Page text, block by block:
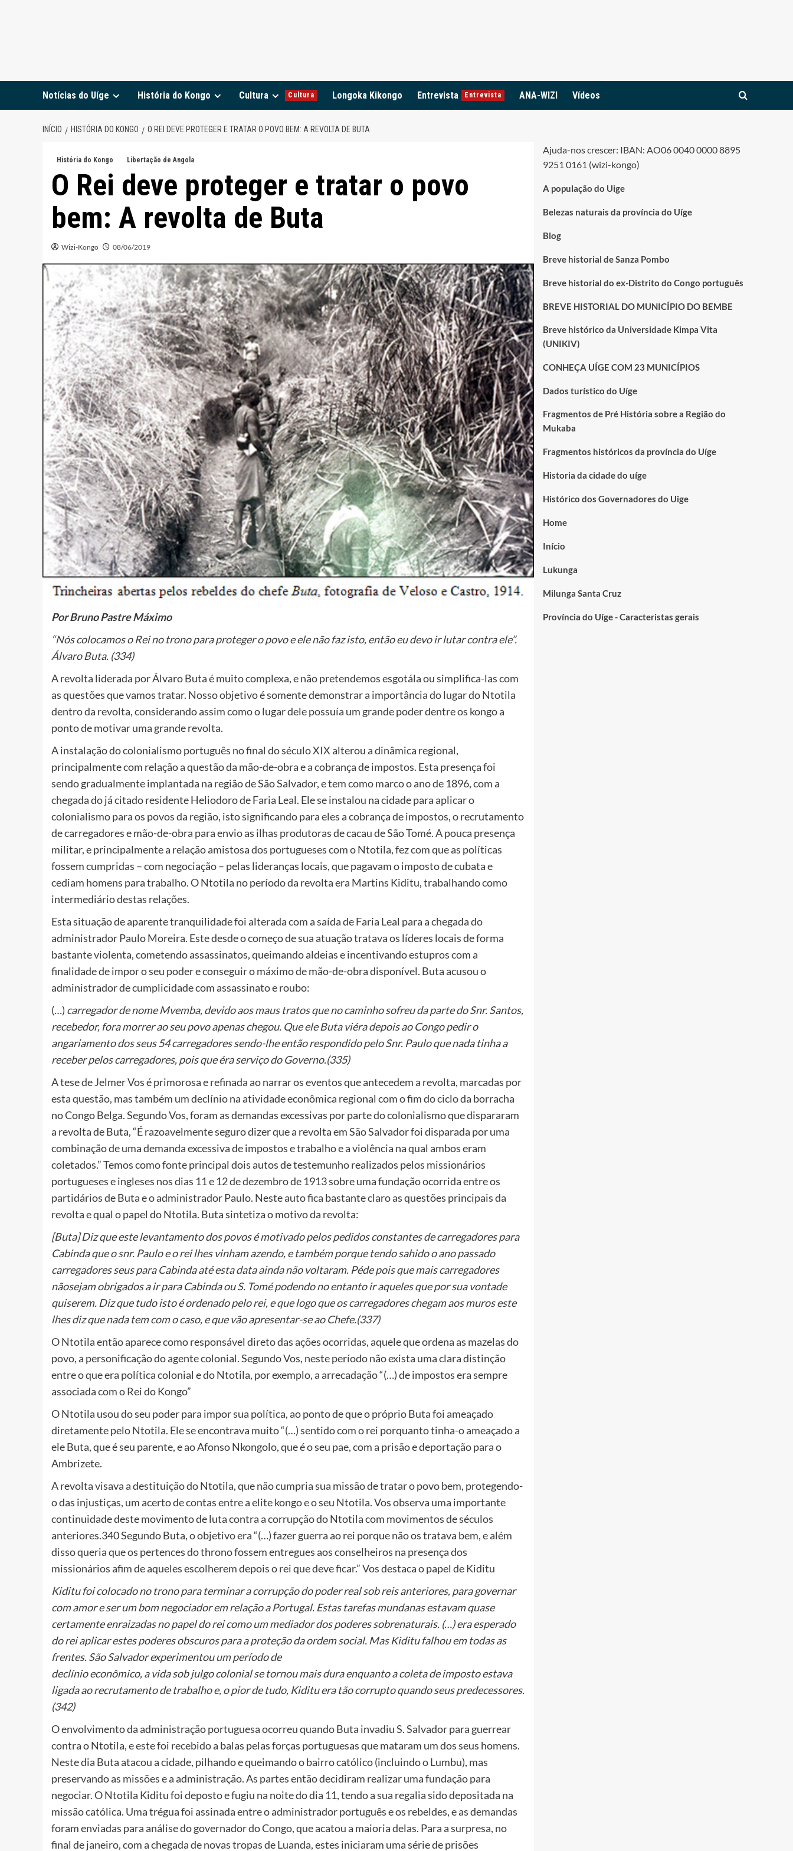
Notícias do Uíge História do Kongo Cultura Cultura Longoka Kikongo Entrevista Entrevista ANA-WIZI Vídeos
INÍCIO HISTÓRIA DO KONGO O REI DEVE PROTEGER E TRATAR O POVO BEM: A REVOLTA DE BUTA
História do Kongo Libertação de Angola
O Rei deve proteger e tratar o povo
bem: A revolta de Buta
Wizi-Kongo 08/06/2019
Por Bruno Pastre Máximo
“Nós colocamos o Rei no trono para proteger o povo e ele não faz isto, então eu devo ir lutar contra ele”.
Álvaro Buta. (334)
A revolta liderada por Álvaro Buta é muito complexa, e não pretendemos esgotála ou simplifica-las com
as questões que vamos tratar. Nosso objetivo é somente demonstrar a importância do lugar do Ntotila
dentro da revolta, considerando assim como o lugar dele possuía um grande poder dentre os kongo a
ponto de motivar uma grande revolta.
A instalação do colonialismo português no final do século XIX alterou a dinâmica regional,
principalmente com relação a questão da mão-de-obra e a cobrança de impostos. Esta presença foi
sendo gradualmente implantada na região de São Salvador, e tem como marco o ano de 1896, com a
chegada do já citado residente Heliodoro de Faria Leal. Ele se instalou na cidade para aplicar o
colonialismo para os povos da região, isto significando para eles a cobrança de impostos, o recrutamento
de carregadores e mão-de-obra para envio as ilhas produtoras de cacau de São Tomé. A pouca presença
militar, e principalmente a relação amistosa dos portugueses com o Ntotila, fez com que as políticas
fossem cumpridas – com negociação – pelas lideranças locais, que pagavam o imposto de cubata e
cediam homens para trabalho. O Ntotila no período da revolta era Martins Kiditu, trabalhando como
intermediário destas relações.
Esta situação de aparente tranquilidade foi alterada com a saída de Faria Leal para a chegada do
administrador Paulo Moreira. Este desde o começo de sua atuação tratava os líderes locais de forma
bastante violenta, cometendo assassinatos, queimando aldeias e incentivando estupros com a
finalidade de impor o seu poder e conseguir o máximo de mão-de-obra disponível. Buta acusou o
administrador de cumplicidade com assassinato e roubo:
(…) carregador de nome Mvemba, devido aos maus tratos que no caminho sofreu da parte do Snr. Santos,
recebedor, fora morrer ao seu povo apenas chegou. Que ele Buta viéra depois ao Congo pedir o
angariamento dos seus 54 carregadores sendo-lhe então respondido pelo Snr. Paulo que nada tinha a
receber pelos carregadores, pois que éra serviço do Governo.(335)
A tese de Jelmer Vos é primorosa e refinada ao narrar os eventos que antecedem a revolta, marcadas por
esta questão, mas também um declínio na atividade econômica regional com o fim do ciclo da borracha
no Congo Belga. Segundo Vos, foram as demandas excessivas por parte do colonialismo que dispararam
a revolta de Buta, “É razoavelmente seguro dizer que a revolta em São Salvador foi disparada por uma
combinação de uma demanda excessiva de impostos e trabalho e a violência na qual ambos eram
coletados.” Temos como fonte principal dois autos de testemunho realizados pelos missionários
portugueses e ingleses nos dias 11 e 12 de dezembro de 1913 sobre uma fundação ocorrida entre os
partidários de Buta e o administrador Paulo. Neste auto fica bastante claro as questões principais da
revolta e qual o papel do Ntotila. Buta sintetiza o motivo da revolta:
[Buta] Diz que este levantamento dos povos é motivado pelos pedidos constantes de carregadores para
Cabinda que o snr. Paulo e o rei lhes vinham azendo, e também porque tendo sahido o ano passado
carregadores seus para Cabinda até esta data ainda não voltaram. Péde pois que mais carregadores
nãosejam obrigados a ir para Cabinda ou S. Tomé podendo no entanto ir aqueles que por sua vontade
quiserem. Diz que tudo isto é ordenado pelo rei, e quelogo que os carregadores chegam aos muros este
lhes diz que nada tem com o caso, e que vão apresentar-se ao Chefe.(337)
O Ntotila então aparece como responsável direto das ações ocorridas, aquele que ordena as mazelas do
povo, a personificação do agente colonial. Segundo Vos, neste período não exista uma clara distinção
entre o que era política colonial e do Ntotila, por exemplo, a arrecadação “(…) de impostos era sempre
associada com o Rei do Kongo”
O Ntotila usou do seu poder para impor sua política, ao ponto de que o próprio Buta foi ameaçado
diretamente pelo Ntotila. Ele se encontrava muito “(…) sentido com o rei porquanto tinha-o ameaçado a
ele Buta, que é seu parente, e ao Afonso Nkongolo, que é o seu pae, com a prisão e deportação para o
Ambrizete.
A revolta visava a destituição do Ntotila, que não cumpria sua missão de tratar o povo bem, protegendo-
o das injustiças, um acerto de contas entre a elite kongo e o seu Ntotila. Vos observa uma importante
continuidade deste movimento de luta contra a corrupção do Ntotila com movimentos de séculos
anteriores.340 Segundo Buta, o objetivo era “(…) fazer guerra ao rei porque não os tratava bem, e além
disso queria que os pertences do throno fossem entregues aos conselheiros na presença dos
missionários afim de aqueles escolherem depois o rei que deve ficar.” Vos destaca o papel de Kiditu
Kiditu foi colocado no trono para terminar a corrupção do poder real sob reis anteriores, para governar
com amor e ser um bom negociador em relação a Portugal. Estas tarefas mundanas estavam quase
certamente enraizadas no papel do rei como um mediador dos poderes sobrenaturais. (…) era esperado
do rei aplicar estes poderes obscuros para a proteção da ordem social. Mas Kiditu falhou em todas as
frentes. São Salvador experimentou um período de
declínio econômico, a vida sob julgo colonial se tornou mais dura enquanto a coleta de imposto estava
ligada ao recrutamento de trabalho e, o pior de tudo, Kiditu era tão corrupto quando seus predecessores.
(342)
O envolvimento da administração portuguesa ocorreu quando Buta invadiu S. Salvador para guerrear
contra o Ntotila, e este foi recebido a balas pelas forças portuguesas que mataram um dos seus homens.
Neste dia Buta atacou a cidade, pilhando e queimando o bairro católico (incluindo o Lumbu), mas
preservando as missões e a administração. As partes então decidiram realizar uma fundação para
negociar. O Ntotila Kiditu foi deposto e fugiu na noite do dia 11, tendo a sua regalia sido depositada na
missão católica. Uma trégua foi assinada entre o administrador português e os rebeldes, e as demandas
foram enviadas para análise do governador do Congo, que acatou a maioria delas. Para a surpresa, no
final de janeiro, com a chegada de novas tropas de Luanda, estes iniciaram uma série de prisões
Ajuda-nos crescer: IBAN: AO06 0040 0000 8895
9251 0161 (wizi-kongo)
A população do Uige
Belezas naturais da província do Uíge
Blog
Breve historial de Sanza Pombo
Breve historial do ex-Distrito do Congo português
BREVE HISTORIAL DO MUNICÍPIO DO BEMBE
Breve histórico da Universidade Kimpa Vita
(UNIKIV)
CONHEÇA UÍGE COM 23 MUNICÍPIOS
Dados turístico do Uíge
Fragmentos de Pré História sobre a Região do
Mukaba
Fragmentos históricos da província do Uíge
Historia da cidade do uíge
Histórico dos Governadores do Uige
Home
Início
Lukunga
Milunga Santa Cruz
Província do Uíge - Caracteristas gerais